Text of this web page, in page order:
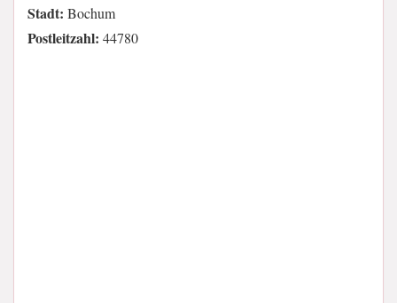
Stadt: Bochum
Postleitzahl: 44780